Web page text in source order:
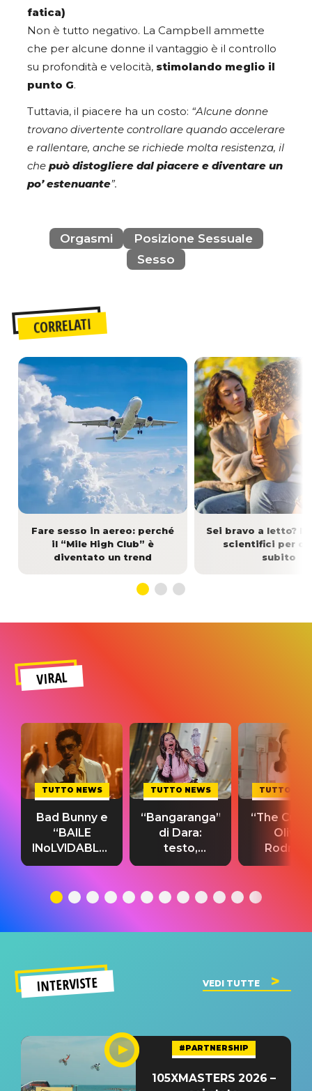
fatica)
Non è tutto negativo. La Campbell ammette
che per alcune donne il vantaggio è il controllo
su profondità e velocità, stimolando meglio il
punto G.
Tuttavia, il piacere ha un costo: “Alcune donne
trovano divertente controllare quando accelerare
e rallentare, anche se richiede molta resistenza, il
che può distogliere dal piacere e diventare un
po’ estenuante”.
Orgasmi
Posizione Sessuale
Sesso
CORRELATI
Fare sesso in aereo: perché
il “Mile High Club” è
diventato un trend
Sei bravo a letto? I
scientifici per
subito
VIRAL
TUTTO NEWS
Bad Bunny e
“BAILE
INoLVIDABLE”:
testo,
significato
TUTTO NEWS
“Bangaranga”
di Dara:
testo,
traduzione e
del singolo
TUTTO
“The
Olivia
testo,
INTERVISTE VEDI TUTTE
#PARTNERSHIP
105XMASTERS 2026 –